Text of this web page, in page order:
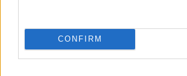
CONFIRM